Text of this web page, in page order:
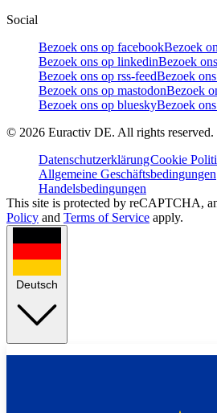
Social
Bezoek ons op facebookBezoek
Bezoek ons op linkedinBezoek
Bezoek ons op rss-feedBezoek
Bezoek ons op mastodonBezoek
Bezoek ons op blueskyBezoek
© 2026 Euractiv DE. All rights reserved.
DatenschutzerklärungCookie
Allgemeine Geschäftsbedingungen
Handelsbedingungen
This site is protected by reCAPTCHA,
Policy and Terms of Service apply.
Deutsch